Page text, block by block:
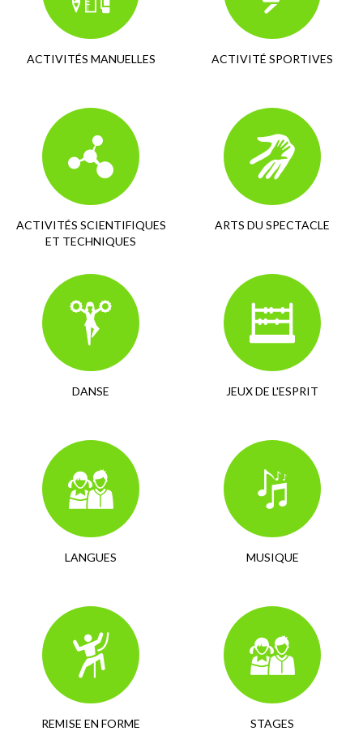
ACTIVITÉS MANUELLES ACTIVITÉ SPORTIVES
ACTIVITÉS SCIENTIFIQUES
ET TECHNIQUES
ARTS DU SPECTACLE
DANSE JEUX DE L'ESPRIT
LANGUES MUSIQUE
REMISE EN FORME STAGES